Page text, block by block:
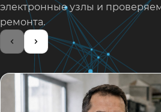
электронные узлы и
ремонта.